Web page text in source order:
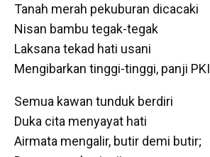
Tanah merah pekuburan dicacaki
Nisan bambu tegak-tegak
Laksana tekad hati usani
Mengibarkan tinggi-tinggi, panji PKI
Semua kawan tunduk berdiri
Duka cita menyayat hati
Airmata mengalir, butir demi butir;